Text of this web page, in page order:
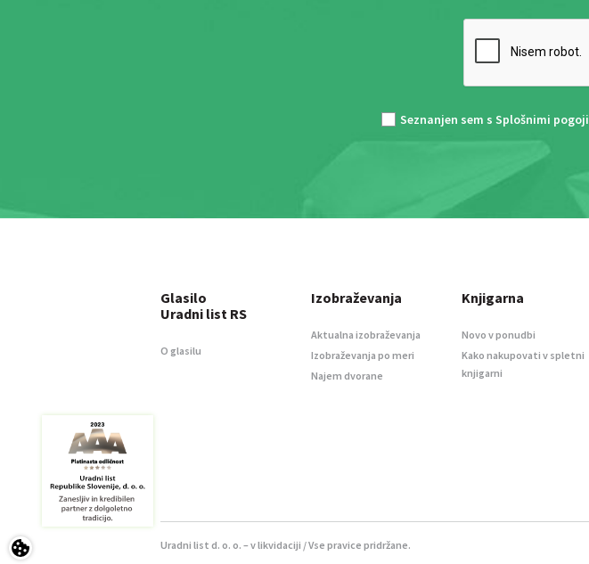
Seznanjen sem s Splošnimi pogoji
Glasilo
Uradni list RS
O glasilu
Izobraževanja
Aktualna izobraževanja
Izobraževanja po meri
Najem dvorane
Knjigarna
Novo v ponudbi
Kako nakupovati v spletni
knjigarni
Uradni list d. o. o. – v likvidaciji / Vse pravice pridržane.